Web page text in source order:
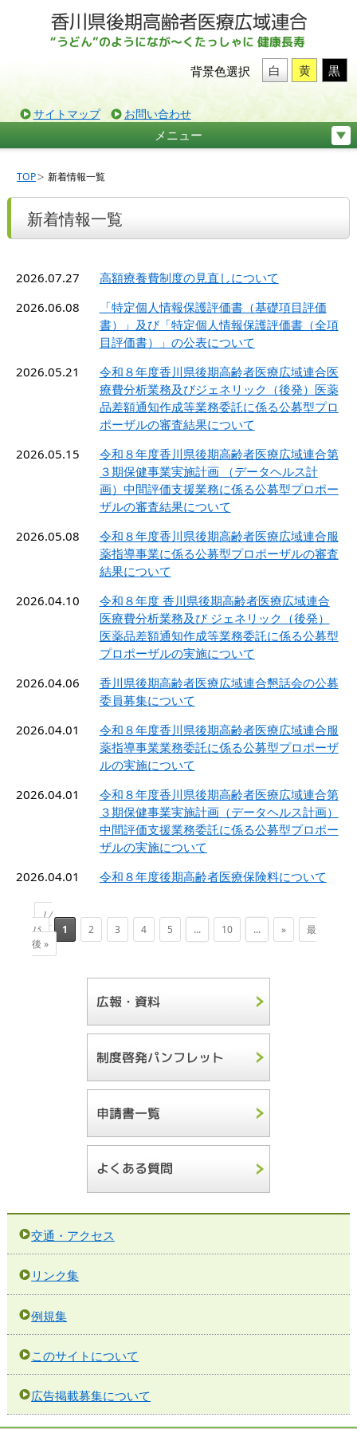
黒
黄
白
背景色選択
サイトマップ お問い合わせ
メニュー
TOP 新着情報一覧
新着情報一覧
2026.07.27
高額療養費制度の見直しについて
2026.06.08
「特定個人情報保護評価書（基礎項目評価
書）」及び「特定個人情報保護評価書（全項
目評価書）」の公表について
2026.05.21
令和８年度香川県後期高齢者医療広域連合医
療費分析業務及びジェネリック（後発）医薬
品差額通知作成等業務委託に係る公募型プロ
ポーザルの審査結果について
2026.05.15
令和８年度香川県後期高齢者医療広域連合第
３期保健事業実施計画 （データヘルス計
画）中間評価支援業務に係る公募型プロポー
ザルの審査結果について
2026.05.08
令和８年度香川県後期高齢者医療広域連合服
薬指導事業に係る公募型プロポーザルの審査
結果について
2026.04.10
令和８年度 香川県後期高齢者医療広域連合
医療費分析業務及び ジェネリック（後発）
医薬品差額通知作成等業務委託に係る公募型
プロポーザルの実施について
2026.04.06
香川県後期高齢者医療広域連合懇話会の公募
委員募集について
2026.04.01
令和８年度香川県後期高齢者医療広域連合服
薬指導事業業務委託に係る公募型プロポーザ
ルの実施について
2026.04.01
令和８年度香川県後期高齢者医療広域連合第
３期保健事業実施計画（データヘルス計画）
中間評価支援業務委託に係る公募型プロポー
ザルの実施について
2026.04.01
令和８年度後期高齢者医療保険料について
1 /
15
1 2 3 4 5 ... 10 ... »
最
後 »
交通・アクセス
リンク集
例規集
このサイトについて
広告掲載募集について